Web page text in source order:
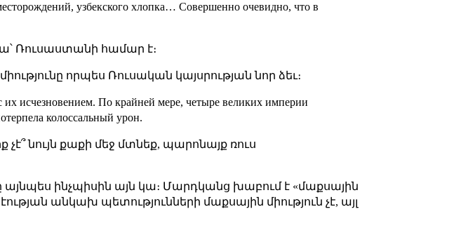
узбекского хлопка… Совершенно очевидно, что в
Ռուսաստանի համար է։
որպես Ռուսական կայսրության նոր ձեւ։
их исчезновением. По крайней мере, четыре великих империи
колоссальный урон.
նույն քաքի մեջ մտնեք, պարոնայք ռուս
ինչպիսին այն կա։ Մարդկանց խաբում է «մաքսային
անկախ պետությունների մաքսային միություն չէ, այլ